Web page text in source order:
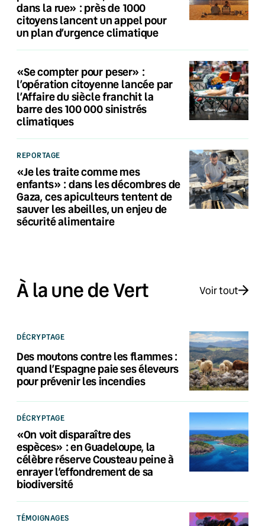
dans la rue» : près de 1000
citoyens lancent un appel pour
un plan d’urgence climatique
«Se compter pour peser» :
l’opération citoyenne lancée par
l’Affaire du siècle franchit la
barre des 100 000 sinistrés
climatiques
REPORTAGE
«Je les traite comme mes
enfants» : dans les décombres de
Gaza, ces apiculteurs tentent de
sauver les abeilles, un enjeu de
sécurité alimentaire
À la une de Vert Voir tout
DÉCRYPTAGE
Des moutons contre les flammes :
quand l’Espagne paie ses éleveurs
pour prévenir les incendies
DÉCRYPTAGE
«On voit disparaître des
espèces» : en Guadeloupe, la
célèbre réserve Cousteau peine à
enrayer l’effondrement de sa
biodiversité
TÉMOIGNAGES